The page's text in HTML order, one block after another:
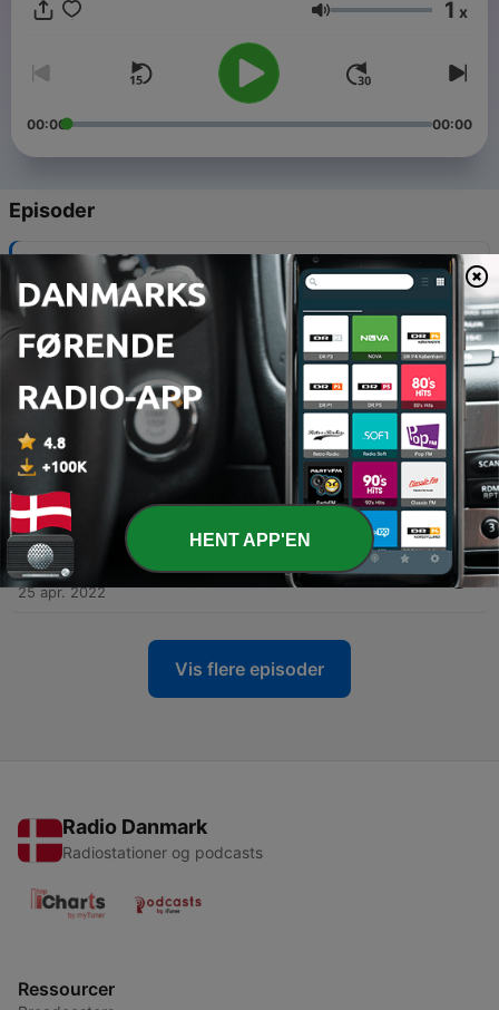
https://www.instagram.com/ankerstjerne1/ OB;Lydstyrke 1 x
00:00 00:00
Episoder
Mads Langer
23 maj 2022
30 - Pauline
16 maj 2022
29 - Ankerstjerne
09 maj 2022
28 - Benjamin Lasnier, Pilfinger og Daniel Schulz
(TISVILDE-SPECIAL)
02 maj 2022
27 - Adam Price
25 apr. 2022
Vis flere episoder
Radio Danmark
Radiostationer og podcasts
Ressourcer
HENT APP'EN